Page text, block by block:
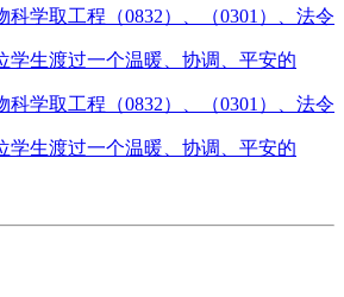
科学取工程（0832）、（0301）、法令
学生渡过一个温暖、协调、平安的
科学取工程（0832）、（0301）、法令
学生渡过一个温暖、协调、平安的